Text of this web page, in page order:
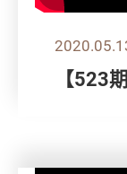
【523